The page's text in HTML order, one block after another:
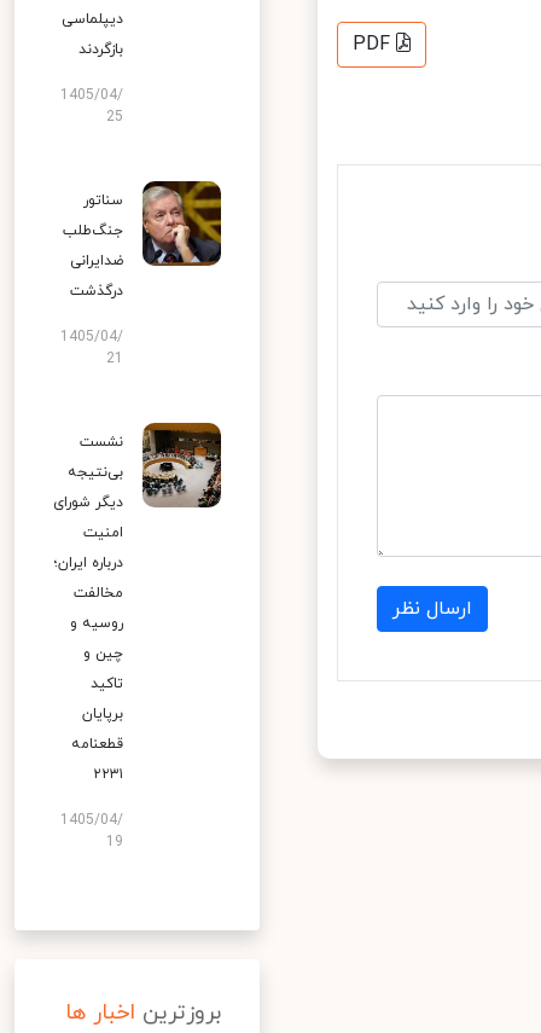
PDF
ارسال نظر
دیپلماسی
بازگردند
1405/04/
25
سناتور
جنگ‌طلب
ضدایرانی
درگذشت
1405/04/
نشست
بی‌نتیجه
دیگر شورای
امنیت
درباره ایران؛
مخالفت
روسیه و
چین و
تاکید
برپایان
قطعنامه
۲۲۳۱
1405/04/
19
بروزترین اخبار ها